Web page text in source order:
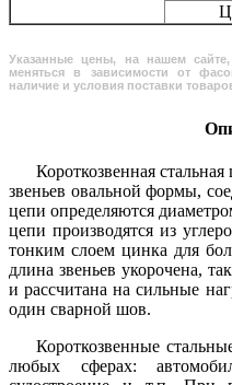
Указанные цены, на нашем
меняться в зависимости от
наличие и условия поставки
Короткозвенная стальная
звеньев овальной формы,
цепи определяются
цепи производятся из
тонким слоем цинка для
длина звеньев укорочена,
и рассчитана на сильные
один сварной шов.
Короткозвенные
любых сферах: